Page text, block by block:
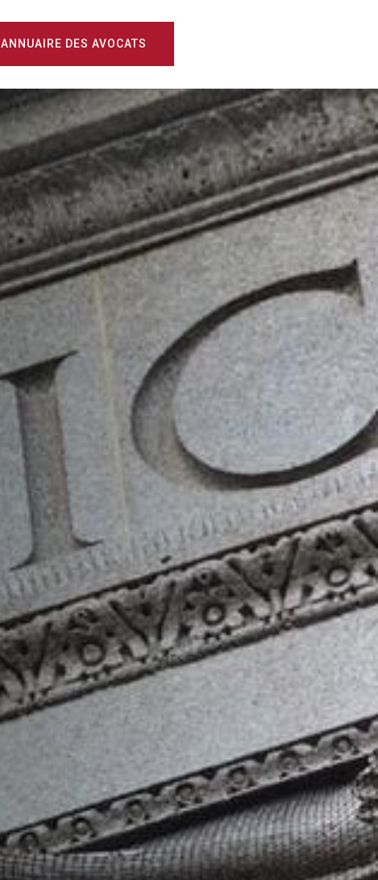
ANNUAIRE DES AVOCATS